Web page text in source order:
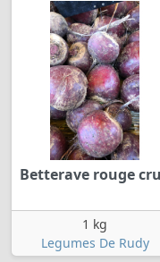
Betterave rouge
1 kg
Legumes De Rudy